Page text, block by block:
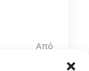
Από